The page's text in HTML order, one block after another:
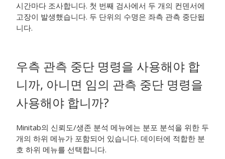
시간마다 조사합니다. 첫 번째 검사에서 두 개의 컨덴서에
고장이 발생했습니다. 두 단위의 수명은 좌측 관측 중단됩
니다.
우측 관측 중단 명령을 사용해야 합
니까, 아니면 임의 관측 중단 명령을
사용해야 합니까?
Minitab의 신뢰도/생존 분석 메뉴에는 분포 분석을 위한 두
개의 하위 메뉴가 포함되어 있습니다. 데이터에 적합한 분
호 하위 메뉴를 선택합니다.